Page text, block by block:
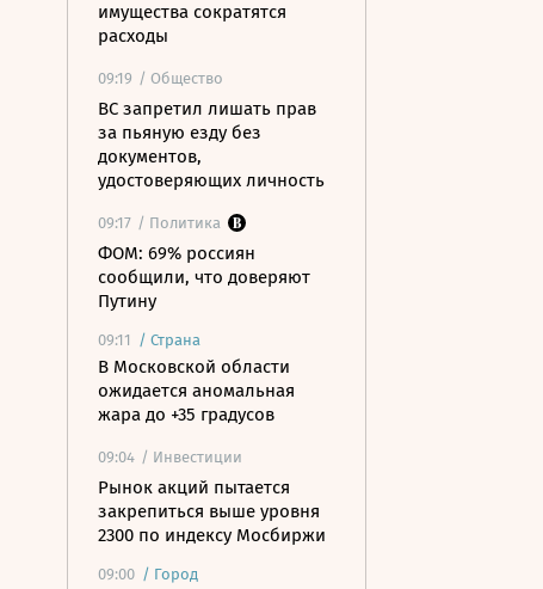
имущества сократятся
расходы
09:19 / Общество
ВС запретил лишать прав
за пьяную езду без
документов,
удостоверяющих личность
09:17 / Политика
ФОМ: 69% россиян
сообщили, что доверяют
Путину
09:11 / Страна
В Московской области
ожидается аномальная
жара до +35 градусов
09:04 / Инвестиции
Рынок акций пытается
закрепиться выше уровня
2300 по индексу Мосбиржи
09:00 / Город